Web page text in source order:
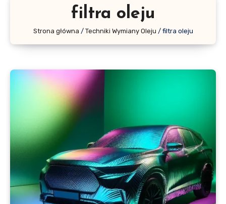
filtra oleju
Strona główna / Techniki Wymiany Oleju / filtra oleju